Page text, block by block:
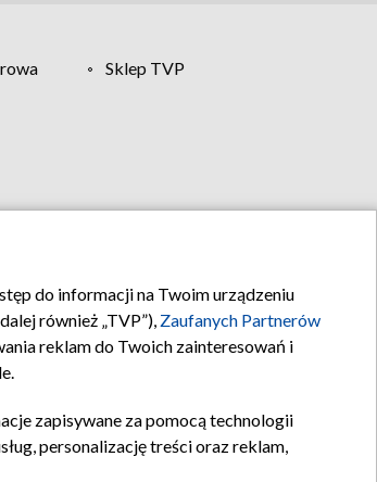
Sklep TVP
do informacji na Twoim urządzeniu
również „TVP”), Zaufanych Partnerów
reklam do Twoich zainteresowań i
zapisywane za pomocą technologii
personalizację treści oraz reklam,